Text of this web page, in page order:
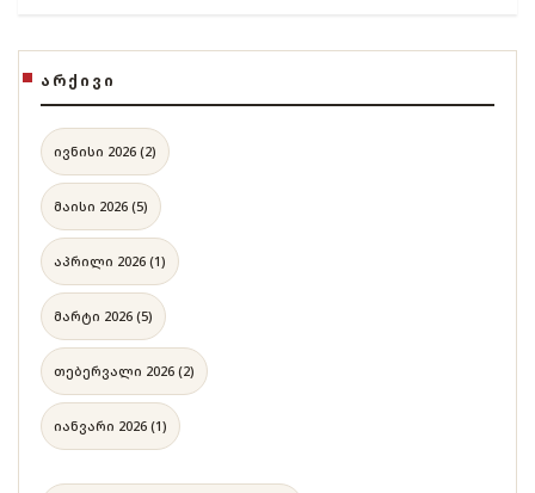
ᲐᲠᲥᲘᲕᲘ
ივნისი 2026 (2)
მაისი 2026 (5)
აპრილი 2026 (1)
მარტი 2026 (5)
თებერვალი 2026 (2)
იანვარი 2026 (1)